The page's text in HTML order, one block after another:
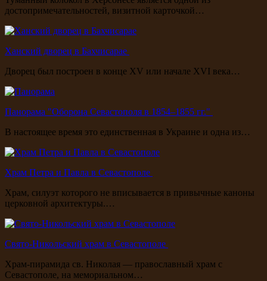
достопримечательностей, визитной карточкой…
Ханский дворец в Бахчисарае
Дворец был построен в конце XV или начале XVI века…
Панорама "Оборона Севастополя в 1854–1855 гг."
В настоящее время это единственная в Украине и одна из…
Храм Петра и Павла в Севастополе
Храм, силуэт которого не вписывается в привычные каноны
церковной архитектуры.…
Свято-Никольский храм в Севастополе
Храм-пирамида св. Николая — православный храм с
Севастополе, на мемориальном…